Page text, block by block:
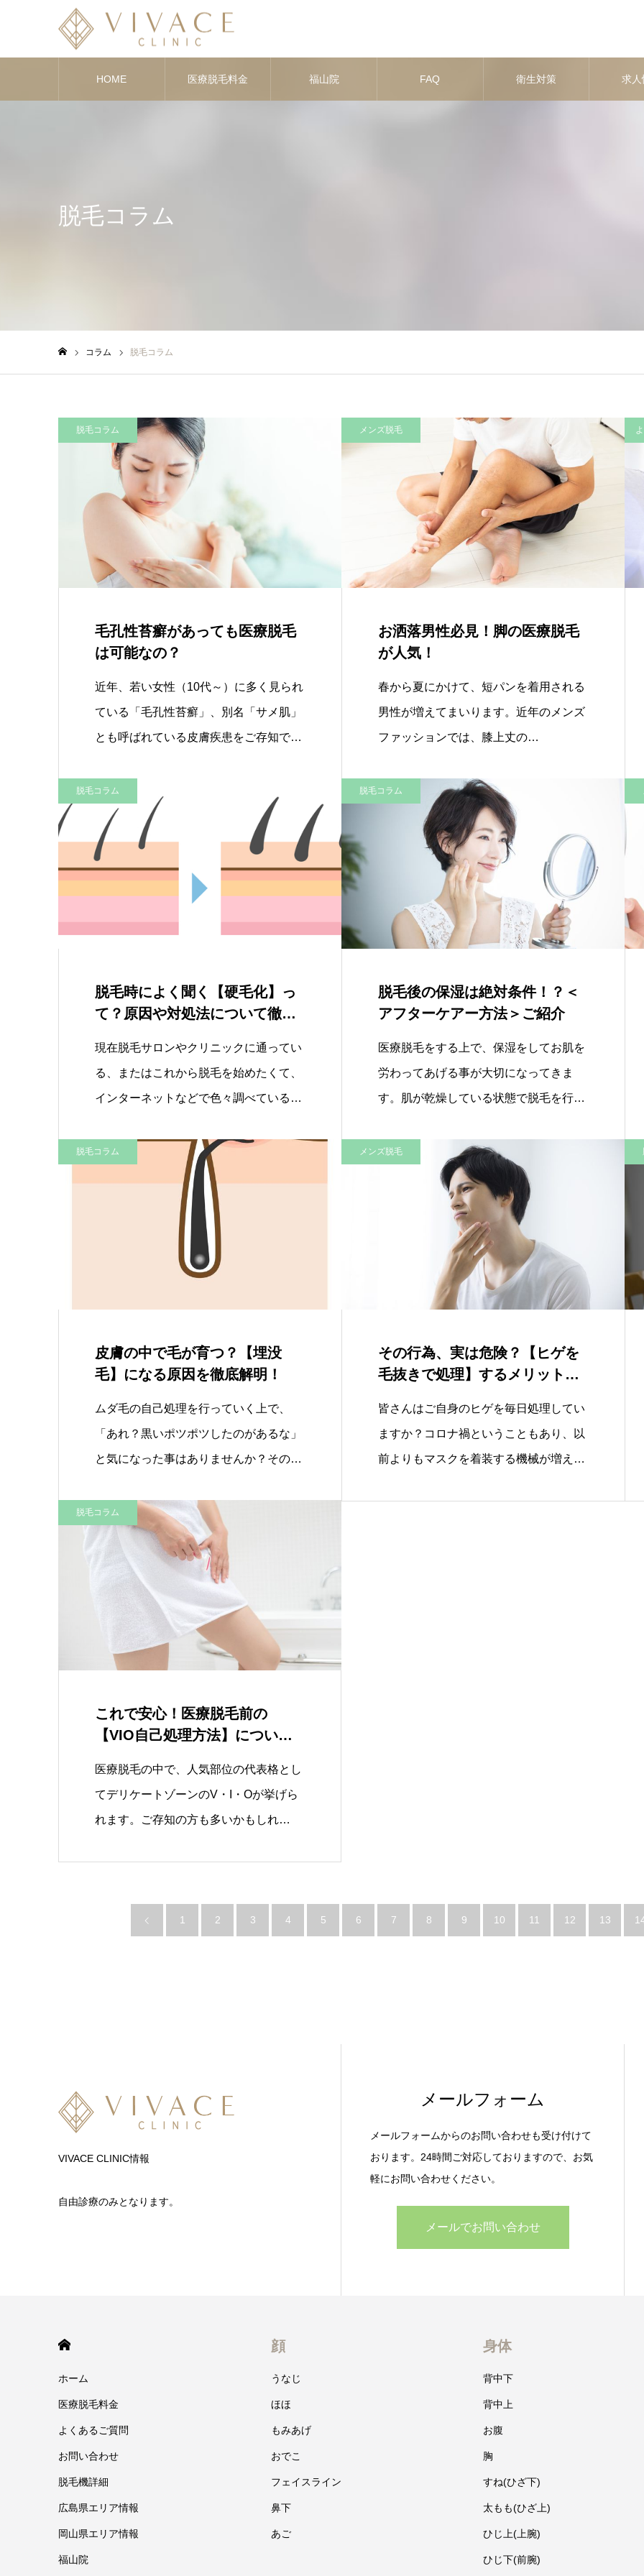
HOME 医療脱毛料金 福山院 FAQ 衛生対策 求人
脱毛コラム
コラム 脱毛コラム
脱毛コラム
毛孔性苔癬があっても医療脱毛
は可能なの？
近年、若い女性（10代～）に多く見られ
ている「毛孔性苔癬」、別名「サメ肌」
とも呼ばれている皮膚疾患をご存知で
メンズ脱毛
お洒落男性必見！脚の医療脱毛
が人気！
春から夏にかけて、短パンを着用される
男性が増えてまいります。近年のメンズ
ファッションでは、膝上丈の…
脱毛コラム
脱毛時によく聞く【硬毛化】っ
て？原因や対処法について徹底
現在脱毛サロンやクリニックに通ってい
る、またはこれから脱毛を始めたくて、
インターネットなどで色々調べていると
脱毛コラム
脱毛後の保湿は絶対条件！？＜
アフターケアー方法＞ご紹介
医療脱毛をする上で、保湿をしてお肌を
労わってあげる事が大切になってきま
す。肌が乾燥している状態で脱毛を行
脱毛コラム
皮膚の中で毛が育つ？【埋没
毛】になる原因を徹底解明！
ムダ毛の自己処理を行っていく上で、
「あれ？黒いポツポツしたのがあるな」
と気になった事はありませんか？その
メンズ脱毛
その行為、実は危険？【ヒゲを
毛抜きで処理】するメリット・
皆さんはご自身のヒゲを毎日処理してい
ますか？コロナ禍ということもあり、以
前よりもマスクを着装する機械が増え…
脱毛コラム
これで安心！医療脱毛前の
【VIO自己処理方法】について
医療脱毛の中で、人気部位の代表格とし
てデリケートゾーンのV・I・Oが挙げら
れます。ご存知の方も多いかもしれ…
1 2 3 4 5 6 7 8 9 10 11 12 13
VIVACE CLINIC情報
自由診療のみとなります。
メールフォーム
メールフォームからのお問い合わせも受け付けて
おります。24時間ご対応しておりますので、お気
軽にお問い合わせください。
メールでお問い合わせ
ホーム
医療脱毛料金
よくあるご質問
お問い合わせ
脱毛機詳細
広島県エリア情報
岡山県エリア情報
福山院
顔
うなじ
ほほ
もみあげ
おでこ
フェイスライン
鼻下
あご
身体
背中下
背中上
お腹
胸
すね(ひざ下)
太もも(ひざ上)
ひじ上(上腕)
ひじ下(前腕)